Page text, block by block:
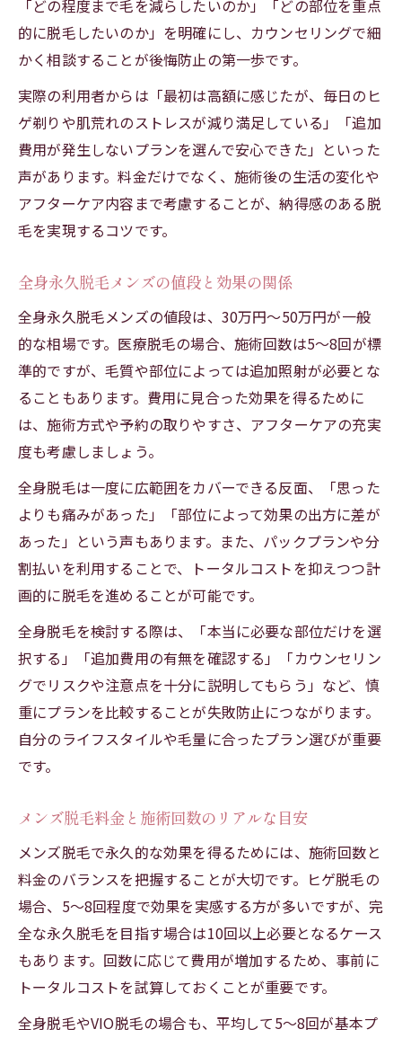
「どの程度まで毛を減らしたいのか」「どの部位を重点
的に脱毛したいのか」を明確にし、カウンセリングで細
かく相談することが後悔防止の第一歩です。
実際の利用者からは「最初は高額に感じたが、毎日のヒ
ゲ剃りや肌荒れのストレスが減り満足している」「追加
費用が発生しないプランを選んで安心できた」といった
声があります。料金だけでなく、施術後の生活の変化や
アフターケア内容まで考慮することが、納得感のある脱
毛を実現するコツです。
全身永久脱毛メンズの値段と効果の関係
全身永久脱毛メンズの値段は、30万円〜50万円が一般
的な相場です。医療脱毛の場合、施術回数は5〜8回が標
準的ですが、毛質や部位によっては追加照射が必要とな
ることもあります。費用に見合った効果を得るために
は、施術方式や予約の取りやすさ、アフターケアの充実
度も考慮しましょう。
全身脱毛は一度に広範囲をカバーできる反面、「思った
よりも痛みがあった」「部位によって効果の出方に差が
あった」という声もあります。また、パックプランや分
割払いを利用することで、トータルコストを抑えつつ計
画的に脱毛を進めることが可能です。
全身脱毛を検討する際は、「本当に必要な部位だけを選
択する」「追加費用の有無を確認する」「カウンセリン
グでリスクや注意点を十分に説明してもらう」など、慎
重にプランを比較することが失敗防止につながります。
自分のライフスタイルや毛量に合ったプラン選びが重要
です。
メンズ脱毛料金と施術回数のリアルな目安
メンズ脱毛で永久的な効果を得るためには、施術回数と
料金のバランスを把握することが大切です。ヒゲ脱毛の
場合、5〜8回程度で効果を実感する方が多いですが、完
全な永久脱毛を目指す場合は10回以上必要となるケース
もあります。回数に応じて費用が増加するため、事前に
トータルコストを試算しておくことが重要です。
全身脱毛やVIO脱毛の場合も、平均して5〜8回が基本プ